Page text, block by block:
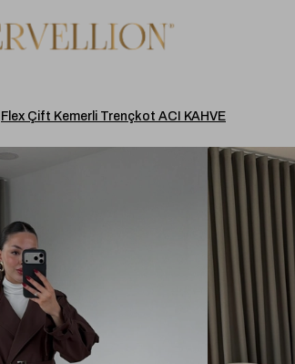
Flex Çift Kemerli Trençkot ACI KAHVE